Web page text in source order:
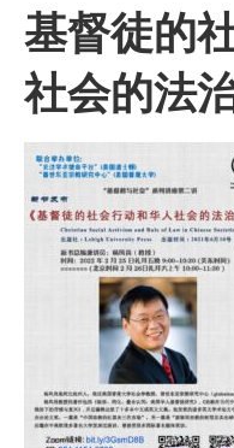
基督徒的
社会的法